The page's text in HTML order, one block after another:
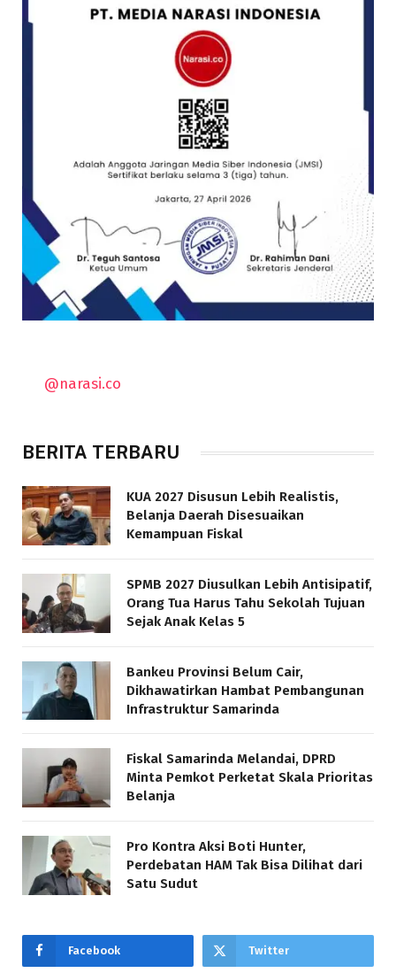
@narasi.co
BERITA TERBARU
KUA 2027 Disusun Lebih Realistis,
Belanja Daerah Disesuaikan
Kemampuan Fiskal
SPMB 2027 Diusulkan Lebih Antisipatif,
Orang Tua Harus Tahu Sekolah Tujuan
Sejak Anak Kelas 5
Bankeu Provinsi Belum Cair,
Dikhawatirkan Hambat Pembangunan
Infrastruktur Samarinda
Fiskal Samarinda Melandai, DPRD
Minta Pemkot Perketat Skala Prioritas
Belanja
Pro Kontra Aksi Boti Hunter,
Perdebatan HAM Tak Bisa Dilihat dari
Satu Sudut
Facebook Twitter